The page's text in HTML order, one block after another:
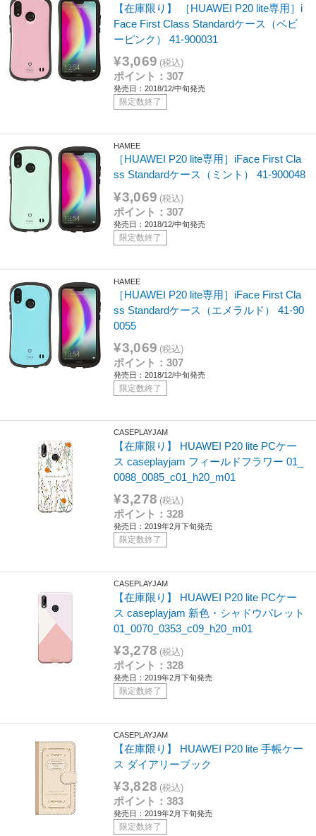
【在庫限り】 ［HUAWEI P20 lite専用］i
Face First Class Standardケース（ベビ
ーピンク） 41-900031
¥3,069 (税込)
ポイント：307
発売日：2018/12/中旬発売
限定数終了
HAMEE
［HUAWEI P20 lite専用］iFace First Cla
ss Standardケース（ミント） 41-900048
¥3,069 (税込)
ポイント：307
発売日：2018/12/中旬発売
限定数終了
HAMEE
［HUAWEI P20 lite専用］iFace First Cla
ss Standardケース（エメラルド） 41-90
0055
¥3,069 (税込)
ポイント：307
発売日：2018/12/中旬発売
限定数終了
CASEPLAYJAM
【在庫限り】 HUAWEI P20 lite PCケー
ス caseplayjam フィールドフラワー 01_
0088_0085_c01_h20_m01
¥3,278 (税込)
ポイント：328
発売日：2019年2月下旬発売
限定数終了
CASEPLAYJAM
【在庫限り】 HUAWEI P20 lite PCケー
ス caseplayjam 新色・シャドウパレット
01_0070_0353_c09_h20_m01
¥3,278 (税込)
ポイント：328
発売日：2019年2月下旬発売
限定数終了
CASEPLAYJAM
【在庫限り】 HUAWEI P20 lite 手帳ケー
ス ダイアリーブック
¥3,828 (税込)
ポイント：383
発売日：2019年2月下旬発売
限定数終了